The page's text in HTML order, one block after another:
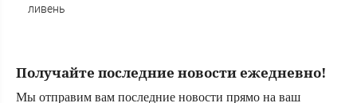
ливень
Получайте последние новости ежедневно!
Мы отправим вам последние новости прямо на ваш